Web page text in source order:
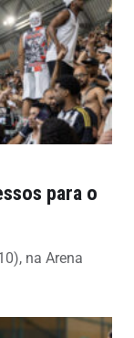
para o
na Arena